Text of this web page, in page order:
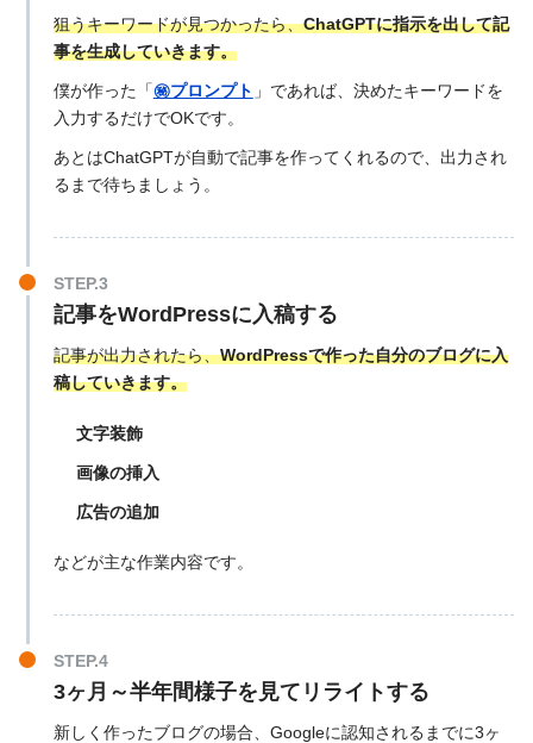
狙うキーワードが見つかったら、ChatGPTに指示を出して記
事を生成していきます。
僕が作った「㊙︎プロンプト 」であれば、決めたキーワードを
入力するだけでOKです。
あとはChatGPTが自動で記事を作ってくれるので、出力され
るまで待ちましょう。
STEP.3
記事をWordPressに入稿する
記事が出力されたら、WordPressで作った自分のブログに入
稿していきます。
文字装飾
画像の挿入
広告の追加
などが主な作業内容です。
STEP.4
3ヶ月～半年間様子を見てリライトする
新しく作ったブログの場合、Googleに認知されるまでに3ヶ